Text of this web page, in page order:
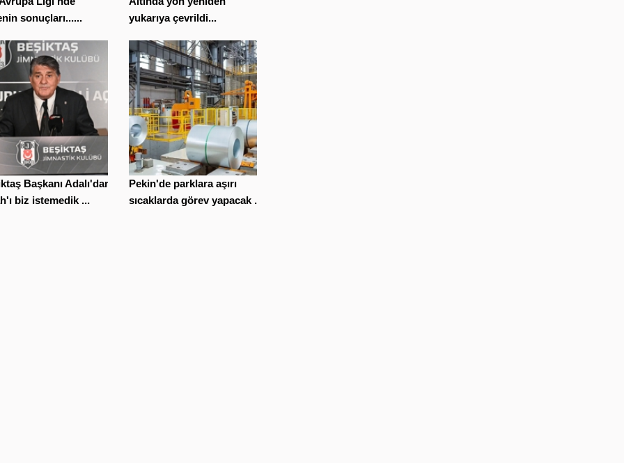
sonuçları......
yukarıya çevrildi...
Başkanı Adalı'dan
biz istemedik ...
Pekin'de parklara aşırı
sıcaklarda görev yapacak ...